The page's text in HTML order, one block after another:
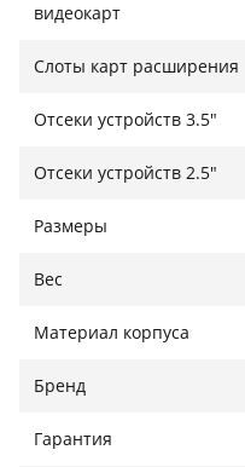
видеокарт
Слоты карт расширения
Отсеки устройств 3.5"
Отсеки устройств 2.5"
Размеры
Вес
Материал корпуса
Бренд
Гарантия